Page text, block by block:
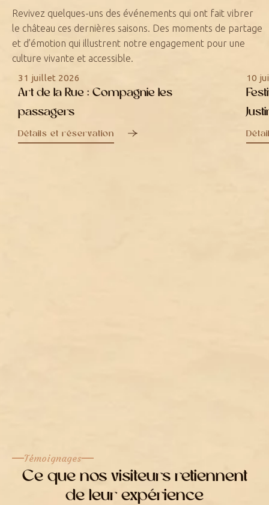
Revivez quelques-uns des événements qui ont fait vibrer
le château ces dernières saisons. Des moments de partage
et d’émotion qui illustrent notre engagement pour une
culture vivante et accessible.
31 juillet 2026
Art de la Rue : Compagnie les
passagers
Détails et réservation
10
Témoignages
Ce que nos visiteurs retiennent
de leur expérience